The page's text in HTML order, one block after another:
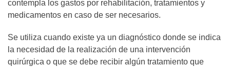
contempla los gastos por rehabilitación, tratamientos y
medicamentos en caso de ser necesarios.
Se utiliza cuando existe ya un diagnóstico donde se indica
la necesidad de la realización de una intervención
quirúrgica o que se debe recibir algún tratamiento que